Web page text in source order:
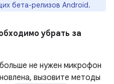
бета-релизов Android.
убрать за
не нужен микрофон
вызовите методы